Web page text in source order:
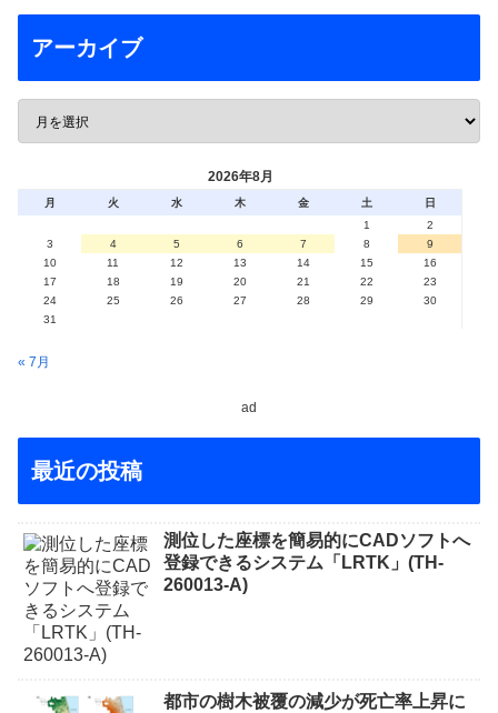
アーカイブ
2026年8月
月 火 水 木 金 土
日
1
2
3
4 5 6 7 8
9
10
11 12 13 14 15
16
17
18 19 20 21 22
23
24
25 26 27 28 29
30
31
« 7月
ad
最近の投稿
測位した座標を簡易的にCADソフトへ
登録できるシステム「LRTK」(TH-
260013-A)
都市の樹木被覆の減少が死亡率上昇に